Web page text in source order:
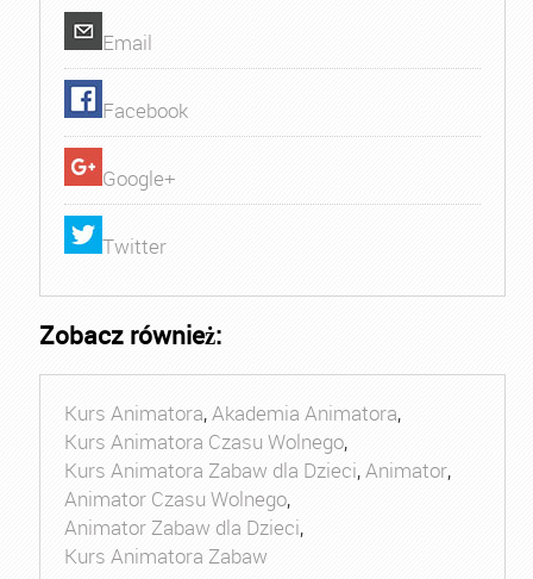
Email
Facebook
Google+
Twitter
Zobacz również:
Kurs Animatora,Akademia Animatora,
Kurs Animatora Czasu Wolnego,
Kurs Animatora Zabaw dla Dzieci,Animator,
Animator Czasu Wolnego,
Animator Zabaw dla Dzieci,
Kurs Animatora Zabaw